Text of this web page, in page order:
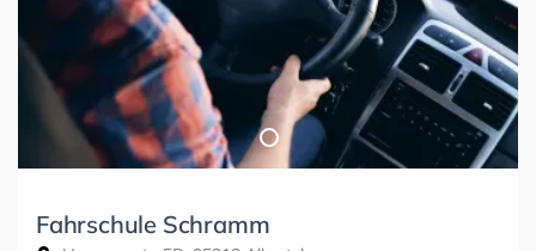
Fahrschule Schramm